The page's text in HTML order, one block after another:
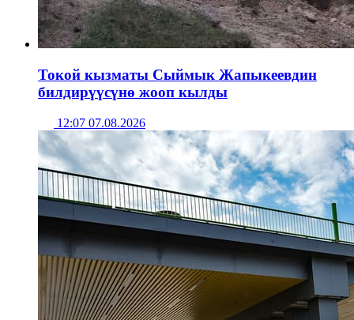
Токой кызматы Сыймык Жапыкеевдин
билдирүүсүнө жооп кылды
12:07 07.08.2026